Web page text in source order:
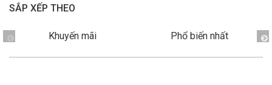
spa cho thú cưng
Thông tin về mèo
SẮP XẾP THEO
Khuyến mãi Phổ biến nhất